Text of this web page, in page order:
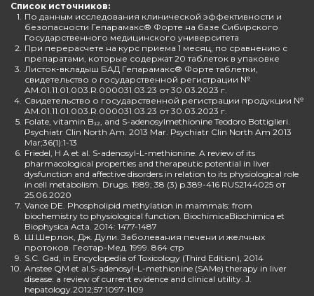
Список источников:
1. По данным исследования клинической эффективности и
безопасности Гепарамакс® Форте на базе Сибирского
Государственного медицинского университета
2. При перерасчете на курс приема 1 месяц, по сравнению с
препаратами, которые содержат 20 таблеток в упаковке
3. Листок-вкладыш БАД Гепарамакс® Форте таблетки,
свидетельство о государственной регистрации №
AM.01.11.01.003.R.000031.03.23 от 30.03.2023 г.
4. Свидетельство о государственной регистрации продукции №
AM.01.11.01.003.R.000031.03.23 от 30.03.2023 г.
5. Folate, vitamin B₁₂, and S-adenosylmethionine Teodoro Bottiglieri.
Psychiatr Clin North Am. 2013 Mar. Psychiatr Clin North Am 2013
Mar;36(1):1-13
6. Friedel, H A et al. S-adenosyl-L-methionine. A review of its
pharmacological properties and therapeutic potential in liver
dysfunction and affective disorders in relation to its physiological role
in cell metabolism. Drugs. 1989; 38 (3) p.389-416 RUS2144025 от
25.06.2020
7. Vance DE. Phospholipid methylation in mammals: from
biochemistry to physiological function. BiochimicaBiochimica et
Biophysica Acta. 2014: 1477-1487
8. Ш.Шерлок, Дж. Дули. Заболевания печени и желчных
протоков. Геотар-Мед. 1999. 864 стр
9. S.C. Gad, in Encyclopedia of Toxicology (Third Edition), 2014
10. Anstee QM et al.S-adenosyl-L-methionine (SAMe) therapy in liver
disease: a review of current evidence and clinical utility. J.
hepatology.2012;57:1097-1109